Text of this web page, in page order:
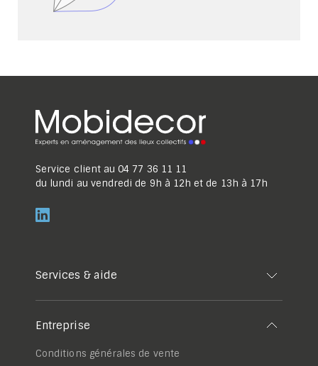
Service client au 04 77 36 11 11
du lundi au vendredi de 9h à 12h et de 13h à 17h
Services & aide
Entreprise
Conditions générales de vente